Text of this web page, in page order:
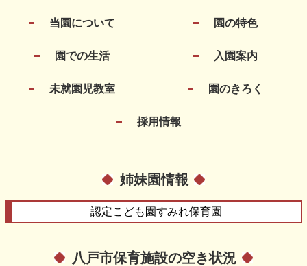
当園について 園の特色
園での生活 入園案内
未就園児教室 園のきろく
採用情報
姉妹園情報
認定こども園すみれ保育園
八戸市保育施設の空き状況